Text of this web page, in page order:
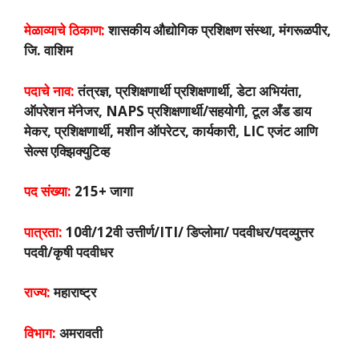
मेळाव्याचे ठिकाण:शासकीय औद्योगिक प्रशिक्षण संस्था, मंगरूळपीर,
जि. वाशिम
पदाचे नाव:तंत्रज्ञ, प्रशिक्षणार्थी प्रशिक्षणार्थी, डेटा अभियंता,
ऑपरेशन मॅनेजर, NAPS प्रशिक्षणार्थी/सहयोगी, टूल अँड डाय
मेकर, प्रशिक्षणार्थी, मशीन ऑपरेटर, कार्यकारी, LIC एजंट आणि
सेल्स एक्झिक्युटिव्ह
पद संख्या: 215+ जागा
पात्रता: 10वी/12वी उत्तीर्ण/ITI/ डिप्लोमा/ पदवीधर/पदव्युत्तर
पदवी/कृषी पदवीधर
राज्य:महाराष्ट्र
विभाग: अमरावती